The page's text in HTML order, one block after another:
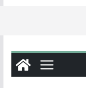
“Feel
เก็บ